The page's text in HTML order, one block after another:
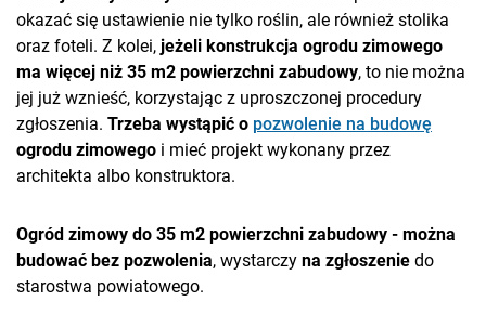
okazać się ustawienie nie tylko roślin, ale również stolika
oraz foteli. Z kolei, jeżeli konstrukcja ogrodu zimowego
ma więcej niż 35 m2 powierzchni zabudowy, to nie można
jej już wznieść, korzystając z uproszczonej procedury
zgłoszenia. Trzeba wystąpić o pozwolenie na budowę
ogrodu zimowego i mieć projekt wykonany przez
architekta albo konstruktora.
Ogród zimowy do 35 m2 powierzchni zabudowy - można
budować bez pozwolenia, wystarczy na zgłoszenie do
starostwa powiatowego.